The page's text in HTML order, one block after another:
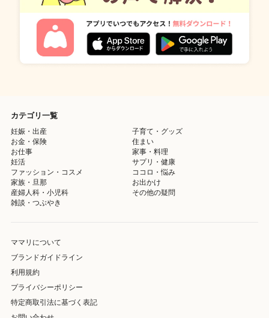
カテゴリ一覧
妊娠・出産
子育て・グッズ
お金・保険
住まい
お仕事
家事・料理
妊活
サプリ・健康
ファッション・コスメ
ココロ・悩み
家族・旦那
お出かけ
産婦人科・小児科
その他の疑問
雑談・つぶやき
ママリについて
ブランドガイドライン
利用規約
プライバシーポリシー
特定商取引法に基づく表記